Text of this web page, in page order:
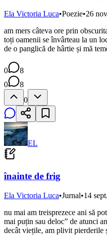
Ela Victoria Luca•Poezie•26
am mers câteva ore prin
toți oamenii se învârteau la un
de o panglică de hârtie și mă
0
8
0
8
0
EL
înainte de frig
Ela Victoria Luca•Jurnal•14
nu mai am treisprezece ani să
mai puțin sau deloc” de atunci
decât viețile, am plivit pierderile